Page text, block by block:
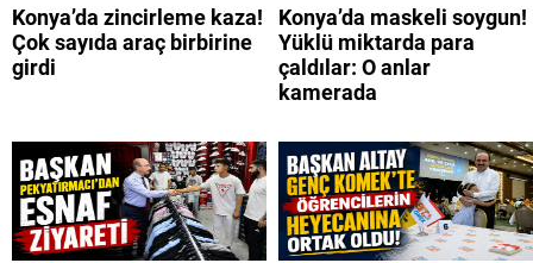
Konya’da zincirleme kaza!
Çok sayıda araç birbirine
girdi
Konya’da maskeli soygun!
Yüklü miktarda para
çaldılar: O anlar
kamerada